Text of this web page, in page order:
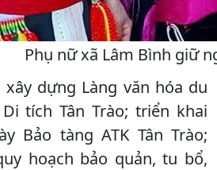
Phụ nữ xã Lâm Bình giữ
dựng Làng văn hóa du
tích Tân Trào; triển khai
Bảo tàng ATK Tân Trào;
hoạch bảo quản, tu bổ,